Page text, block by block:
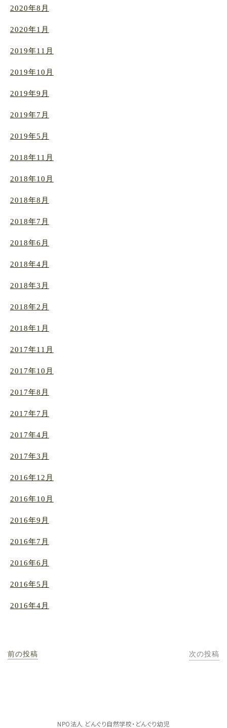
2020年8月
2020年1月
2019年11月
2019年10月
2019年9月
2019年7月
2019年5月
2018年11月
2018年10月
2018年8月
2018年7月
2018年6月
2018年4月
2018年3月
2018年2月
2018年1月
2017年11月
2017年10月
2017年8月
2017年7月
2017年4月
2017年3月
2016年12月
2016年10月
2016年9月
2016年7月
2016年6月
2016年5月
2016年4月
前の投稿 次の投稿
NPO法人 どんぐり自然学校・どんぐり幼児